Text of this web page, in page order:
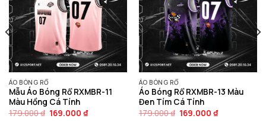
ÁO BÓNG RỔ
Mẫu Áo Bóng Rổ RXMBR-11
Màu Hồng Cá Tính
179.000₫ Giá
169.000 ₫Giá
ÁO BÓNG RỔ
Áo Bóng Rổ RXMBR-13 Màu
Đen Tím Cá Tính
179.000₫ Giá
169.000 ₫Giá